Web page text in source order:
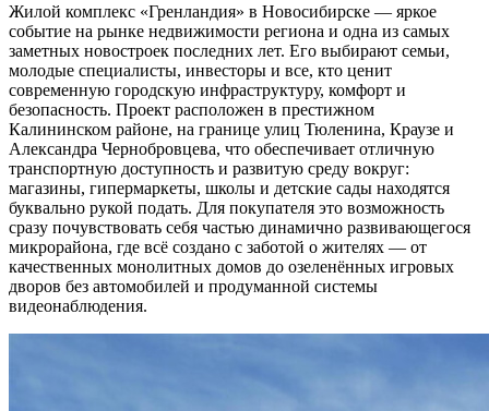
Жилой комплекс «Гренландия» в Новосибирске — яркое
событие на рынке недвижимости региона и одна из самых
заметных новостроек последних лет. Его выбирают семьи,
молодые специалисты, инвесторы и все, кто ценит
современную городскую инфраструктуру, комфорт и
безопасность. Проект расположен в престижном
Калининском районе, на границе улиц Тюленина, Краузе и
Александра Чернобровцева, что обеспечивает отличную
транспортную доступность и развитую среду вокруг:
магазины, гипермаркеты, школы и детские сады находятся
буквально рукой подать. Для покупателя это возможность
сразу почувствовать себя частью динамично развивающегося
микрорайона, где всё создано с заботой о жителях — от
качественных монолитных домов до озеленённых игровых
дворов без автомобилей и продуманной системы
видеонаблюдения.